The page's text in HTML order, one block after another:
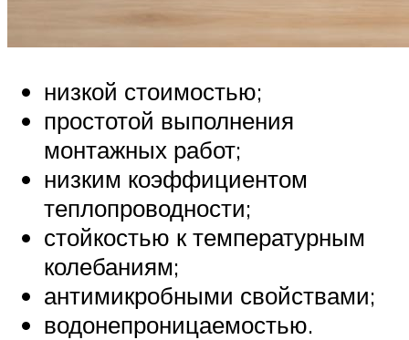
низкой стоимостью;
простотой выполнения
монтажных работ;
низким коэффициентом
теплопроводности;
стойкостью к температурным
колебаниям;
антимикробными свойствами;
водонепроницаемостью.